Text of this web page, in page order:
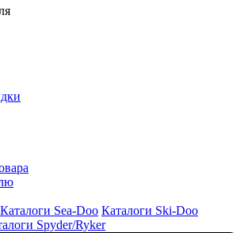
Каталоги Sea-Doo Каталоги Ski-Doo
Spyder/Ryker